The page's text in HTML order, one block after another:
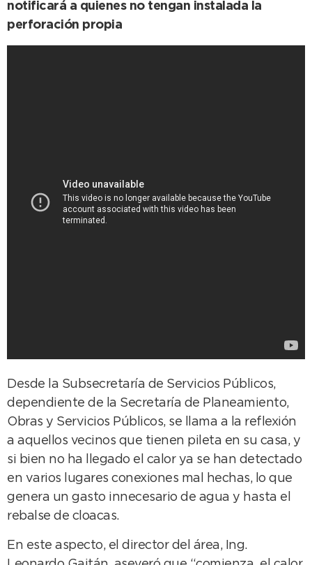
notificará a quienes no tengan instalada la
perforación propia
Desde la Subsecretaría de Servicios Públicos,
dependiente de la Secretaría de Planeamiento,
Obras y Servicios Públicos, se llama a la reflexión
a aquellos vecinos que tienen pileta en su casa, y
si bien no ha llegado el calor ya se han detectado
en varios lugares conexiones mal hechas, lo que
genera un gasto innecesario de agua y hasta el
rebalse de cloacas.
En este aspecto, el director del área, Ing.